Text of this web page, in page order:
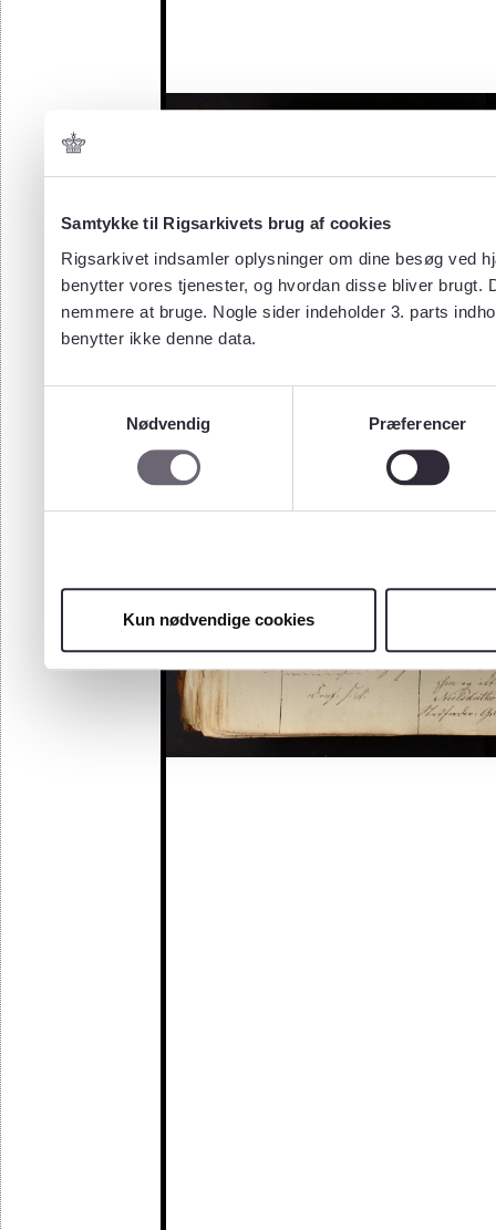
Samtykke til Rigsarkivets brug af cookies
Rigsarkivet indsamler oplysninger om dine besøg ved
benytter vores tjenester, og hvordan disse bliver
nemmere at bruge. Nogle sider indeholder 3. parts
benytter ikke denne data.
Nødvendig
Præferencer
Kun nødvendige cookies